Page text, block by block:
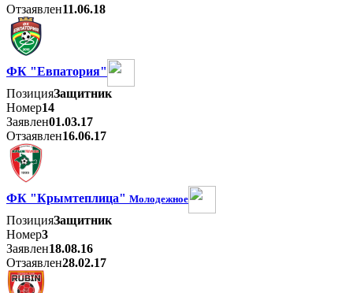
Отзаявлен11.06.18
ФК "Евпатория"
ПозицияЗащитник
Номер14
Заявлен01.03.17
Отзаявлен16.06.17
ФК "Крымтеплица" Молодежное
ПозицияЗащитник
Номер3
Заявлен18.08.16
Отзаявлен28.02.17